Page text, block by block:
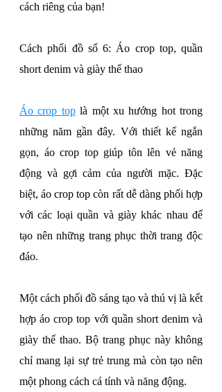
cách riêng của bạn!
Cách phối đồ số 6: Áo crop top, quần
short denim và giày thể thao
Áo crop top là một xu hướng hot trong
những năm gần đây. Với thiết kế ngắn
gọn, áo crop top giúp tôn lên vẻ năng
động và gợi cảm của người mặc. Đặc
biệt, áo crop top còn rất dễ dàng phối hợp
với các loại quần và giày khác nhau để
tạo nên những trang phục thời trang độc
đáo.
Một cách phối đồ sáng tạo và thú vị là kết
hợp áo crop top với quần short denim và
giày thể thao. Bộ trang phục này không
chỉ mang lại sự trẻ trung mà còn tạo nên
một phong cách cá tính và năng động.